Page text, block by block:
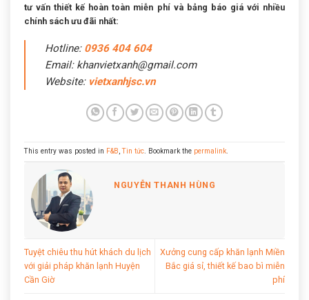
tư vấn thiết kế hoàn toàn miễn phí và bảng báo giá với nhiều
chính sách ưu đãi nhất:
Hotline: 0936 404 604
Email: khanvietxanh@gmail.com
Website: vietxanhjsc.vn
This entry was posted in F&B ,Tin tức . Bookmark the permalink
NGUYỄN THANH HÙNG
Tuyệt chiêu thu hút khách du lịch
với giải pháp khăn lạnh Huyện
Cần Giờ
Xưởng cung cấp khăn lạnh Miền
Bắc giá sỉ, thiết kế bao bì miễn
phí